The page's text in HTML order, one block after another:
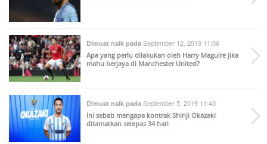
Dimuat naik pada September 12, 2019 11:06
Apa yang perlu dilakukan oleh Harry Maguire jika
mahu berjaya di Manchester United?
Dimuat naik pada September 5, 2019 11:43
Ini sebab mengapa kontrak Shinji Okazaki
ditamatkan selepas 34 hari